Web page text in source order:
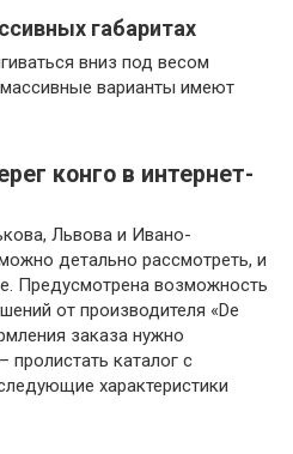
габаритах
вниз под весом
варианты имеют
конго в интернет-
Львова и Ивано-
детально рассмотреть, и
Предусмотрена возможность
от производителя «De
заказа нужно
каталог с
характеристики